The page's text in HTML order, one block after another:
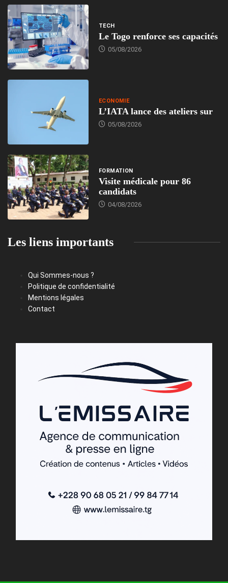
TECH
Le Togo renforce ses capacités
05/08/2026
ECONOMIE
L’IATA lance des ateliers sur
05/08/2026
FORMATION
Visite médicale pour 86
candidats
04/08/2026
Les liens importants
Qui Sommes-nous ?
Politique de confidentialité
Mentions légales
Contact